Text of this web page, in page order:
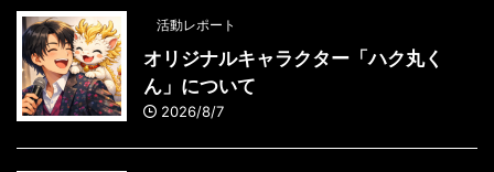
活動レポート
オリジナルキャラクター「ハク丸く
ん」について
2026/8/7